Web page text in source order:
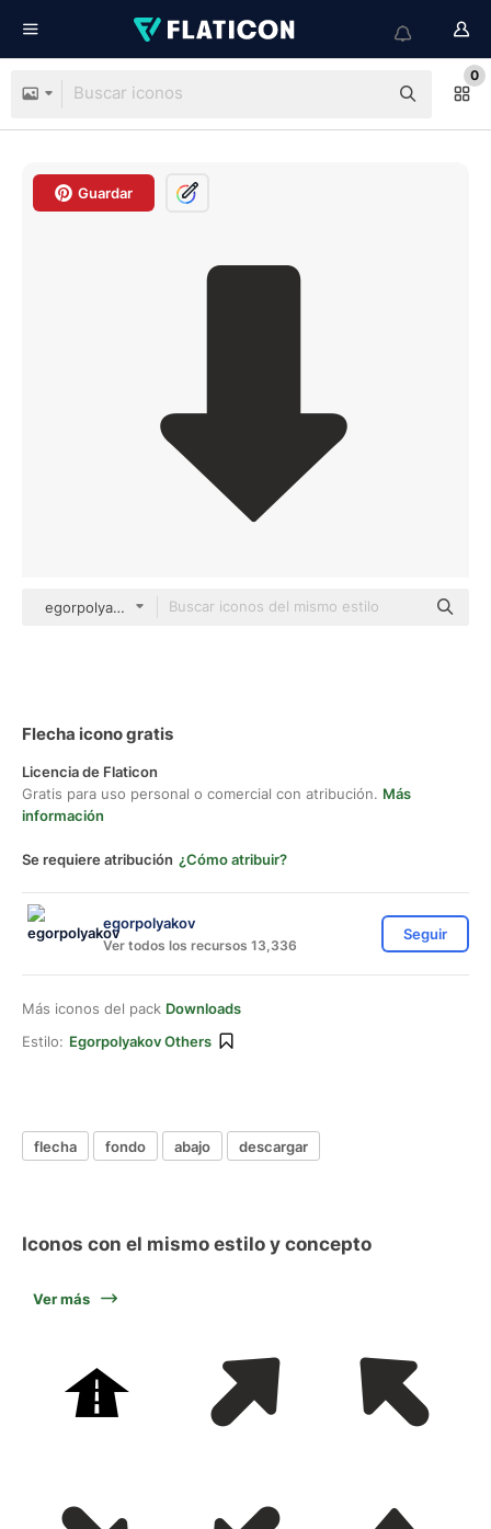
0
Guardar
egorpolyakov Others
Flecha icono gratis
Licencia de Flaticon
Gratis para uso personal o comercial con atribución. Más
información
Se requiere atribución ¿Cómo atribuir?
egorpolyakov
Ver todos los recursos 13,336
Seguir
Más iconos del pack Downloads
Estilo: Egorpolyakov Others
flecha fondo abajo descargar
Iconos con el mismo estilo y concepto
Ver más